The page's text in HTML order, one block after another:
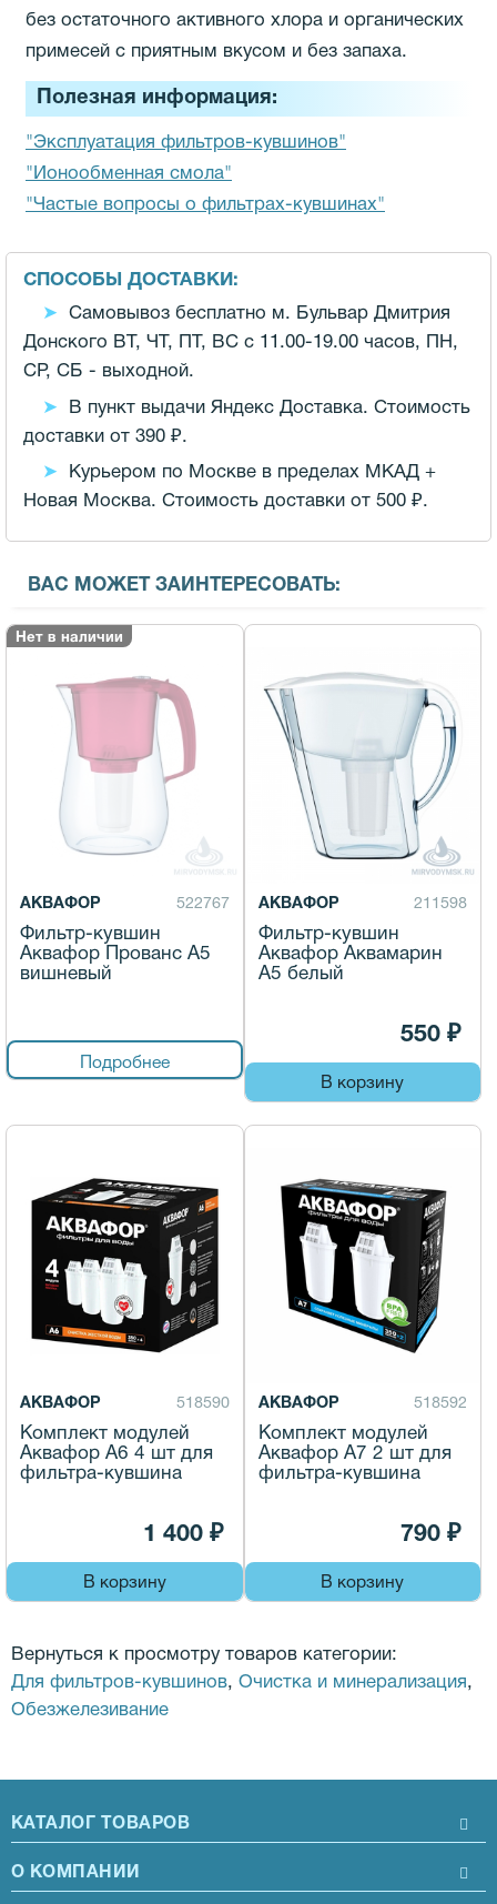
без остаточного активного хлора и органических
примесей с приятным вкусом и без запаха.
Полезная информация:
"Эксплуатация фильтров-кувшинов"
"Ионообменная смола"
"Частые вопросы о фильтрах-кувшинах"
СПОСОБЫ ДОСТАВКИ:
Самовывоз бесплатно м. Бульвар Дмитрия
Донского ВТ, ЧТ, ПТ, ВС с 11.00-19.00 часов,
ПН,
СР, СБ - выходной.
В пункт выдачи Яндекс Доставка. Стоимость
доставки от 390 ₽.
Курьером по Москве в пределах МКАД +
Новая Москва. Стоимость доставки от 500 ₽.
ВАС МОЖЕТ ЗАИНТЕРЕСОВАТЬ:
Нет в наличии
АКВАФОР 522767
Фильтр-кувшин
Аквафор Прованс А5
вишневый
Подробнее
АКВАФОР 211598
Фильтр-кувшин
Аквафор Аквамарин
А5 белый
550 ₽
В корзину
АКВАФОР 518590
Комплект модулей
Аквафор A6 4 шт для
фильтра-кувшина
1 400 ₽
В корзину
АКВАФОР 518592
Комплект модулей
Аквафор A7 2 шт для
фильтра-кувшина
790 ₽
В корзину
Вернуться к просмотру товаров категории:
Для фильтров-кувшинов, Очистка и минерализация,
Обезжелезивание
КАТАЛОГ ТОВАРОВ
О КОМПАНИИ